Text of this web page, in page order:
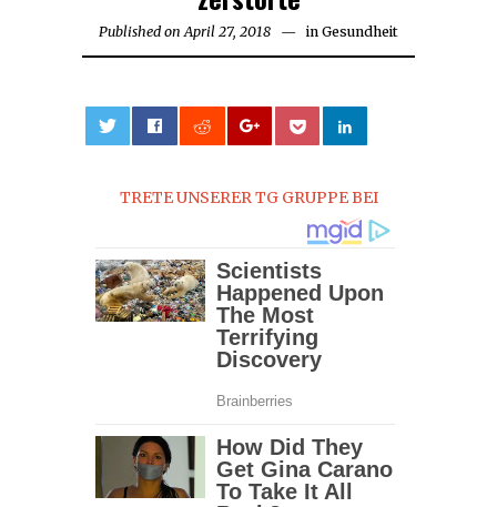
Published on April 27, 2018 April in Gesundheit
TRETE UNSERER TG GRUPPE BEI